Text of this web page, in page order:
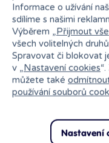
Bambule Plzeň NC
Slovany
Dnes od 11:00
poslední kus skladem
Bambule Praha
Dnes od 11:00
Bambule Praha Zličín
Informace o užívání
sdílíme s našimi
Výběrem „Přijmout vše
všech volitelných
Spravovat či blokovat
v „Nastavení cookies
můžete také
používání souborů
Nastavení